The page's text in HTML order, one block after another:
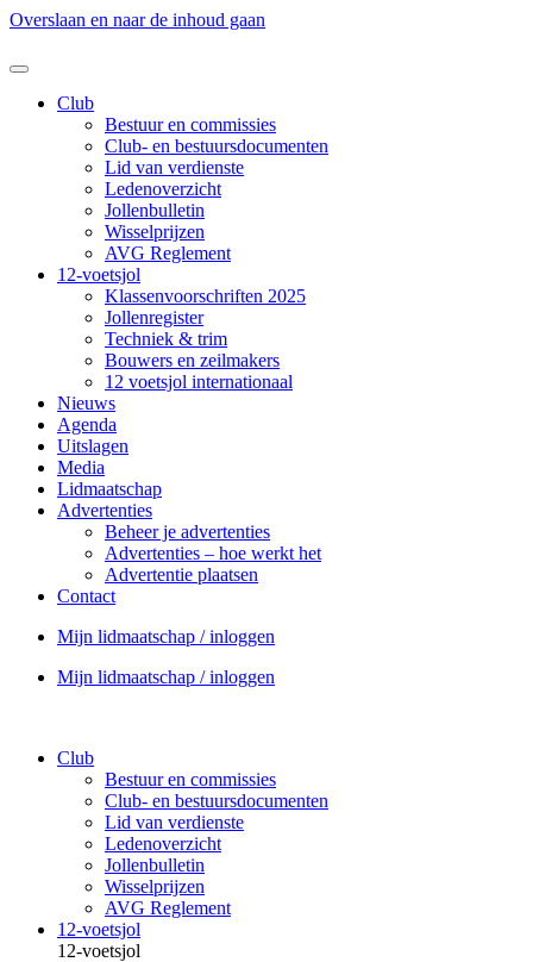
Overslaan en naar de inhoud gaan
Club
Bestuur en commissies
Club- en bestuursdocumenten
Lid van verdienste
Ledenoverzicht
Jollenbulletin
Wisselprijzen
AVG Reglement
12-voetsjol
Klassenvoorschriften 2025
Jollenregister
Techniek & trim
Bouwers en zeilmakers
12 voetsjol internationaal
Nieuws
Agenda
Uitslagen
Media
Lidmaatschap
Advertenties
Beheer je advertenties
Advertenties – hoe werkt het
Advertentie plaatsen
Contact
Mijn lidmaatschap / inloggen
Mijn lidmaatschap / inloggen
Club
Bestuur en commissies
Club- en bestuursdocumenten
Lid van verdienste
Ledenoverzicht
Jollenbulletin
Wisselprijzen
AVG Reglement
12-voetsjol
12-voetsjol